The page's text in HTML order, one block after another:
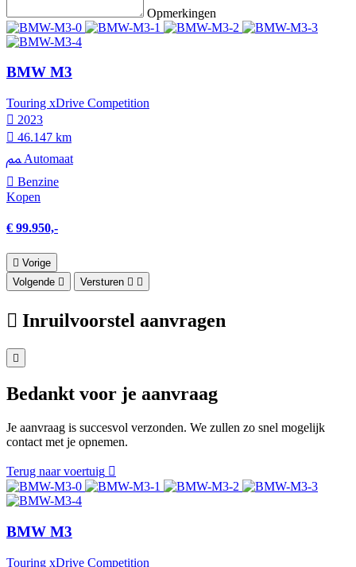
Opmerkingen
BMW M3
Touring xDrive Competition
2023
46.147 km
Automaat
Benzine
Kopen
€ 99.950,-
Vorige
Volgende
Versturen
Inruilvoorstel aanvragen
Bedankt voor je aanvraag
Je aanvraag is succesvol verzonden. We zullen zo snel mogelijk
contact met je opnemen.
Terug naar voertuig
BMW M3
Touring xDrive Competition